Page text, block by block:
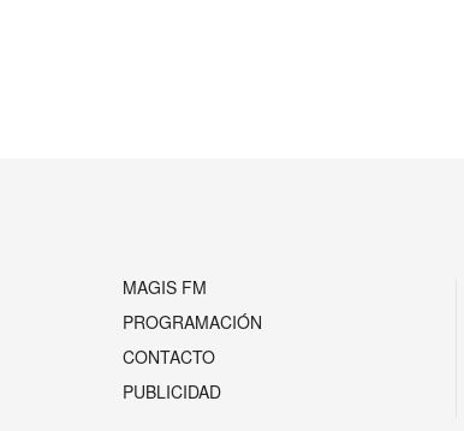
MAGIS FM
PROGRAMACIÓN
CONTACTO
PUBLICIDAD